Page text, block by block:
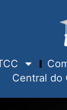
Central do